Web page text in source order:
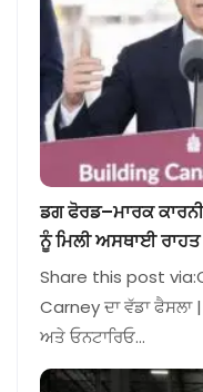
ਡਗ ਫੋਰਡ–ਮਾਰਕ
ਨੂੰ ਮਿਲੀ ਅਸਥਾਈ ਰਾਹਤ
Share this post
Carney ਦਾ ਵੱਡਾ ਫੈਸਲਾ
ਅਤੇ ਓਨਟਾਰਿਓ…